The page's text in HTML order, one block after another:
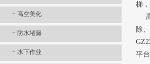
+ 高空美化
+ 防水堵漏
+ 水下作业
梯
除
平